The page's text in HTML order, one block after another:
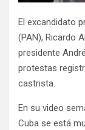
El excandidato
(PAN), Ricardo
presidente
protestas
castrista.
En su video
Cuba se está